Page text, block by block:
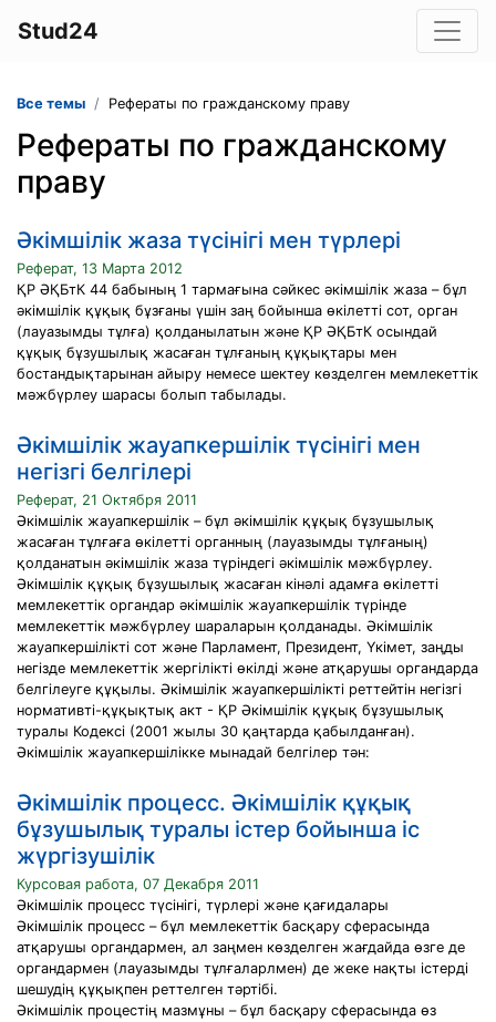
Stud24
Все темы Рефераты по гражданскому праву
Рефераты по гражданскому
праву
Әкімшілік жаза түсінігі мен түрлері
Реферат, 13 Марта 2012
ҚР ӘҚБтК 44 бабының 1 тармағына сәйкес әкімшілік жаза – бұл
әкімшілік құқық бұзғаны үшін заң бойынша өкілетті сот, орган
(лауазымды тұлға) қолданылатын және ҚР ӘҚБтК осындай
құқық бұзушылық жасаған тұлғаның құқықтары мен
бостандықтарынан айыру немесе шектеу көзделген мемлекеттік
мәжбүрлеу шарасы болып табылады.
Әкімшілік жауапкершілік түсінігі мен
негізгі белгілері
Реферат, 21 Октября 2011
Әкімшілік жауапкершілік – бұл әкімшілік құқық бұзушылық
жасаған тұлғаға өкілетті органның (лауазымды тұлғаның)
қолданатын әкімшілік жаза түріндегі әкімшілік мәжбүрлеу.
Әкімшілік құқық бұзушылық жасаған кінәлі адамға өкілетті
мемлекеттік органдар әкімшілік жауапкершілік түрінде
мемлекеттік мәжбүрлеу шараларын қолданады. Әкімшілік
жауапкершілікті сот және Парламент, Президент, Үкімет, заңды
негізде мемлекеттік жергілікті өкілді және атқарушы органдарда
белгілеуге құқылы. Әкімшілік жауапкершілікті реттейтін негізгі
нормативті-құқықтық акт - ҚР Әкімшілік құқық бұзушылық
туралы Кодексі (2001 жылы 30 қаңтарда қабылданған).
Әкімшілік жауапкершілікке мынадай белгілер тән:
Әкімшілік процесс. Әкімшілік құқық
бұзушылық туралы істер бойынша іс
жүргізушілік
Курсовая работа, 07 Декабря 2011
Әкімшілік процесс түсінігі, түрлері және қағидалары
Әкімшілік процесс – бұл мемлекеттік басқару сферасында
атқарушы органдармен, ал заңмен көзделген жағдайда өзге де
органдармен (лауазымды тұлғаларлмен) де жеке нақты істерді
шешудің құқықпен реттелген тәртібі.
Әкімшілік процестің мазмұны – бұл басқару сферасында өз